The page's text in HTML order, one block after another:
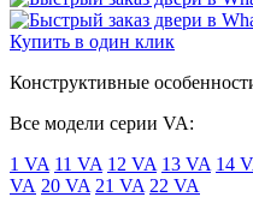
Купить в один клик
Конструктивные
Все модели серии VA:
1 VA 11 VA 12 VA 13 VA 14
VA 20 VA 21 VA 22 VA